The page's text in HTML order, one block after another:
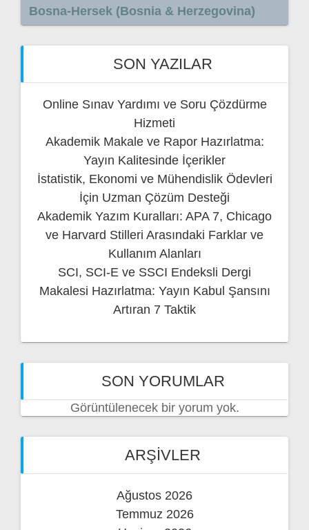
Bosna-Hersek (Bosnia & Herzegovina)
SON YAZILAR
Online Sınav Yardımı ve Soru Çözdürme
Hizmeti
Akademik Makale ve Rapor Hazırlatma:
Yayın Kalitesinde İçerikler
İstatistik, Ekonomi ve Mühendislik Ödevleri
İçin Uzman Çözüm Desteği
Akademik Yazım Kuralları: APA 7, Chicago
ve Harvard Stilleri Arasındaki Farklar ve
Kullanım Alanları
SCI, SCI-E ve SSCI Endeksli Dergi
Makalesi Hazırlatma: Yayın Kabul Şansını
Artıran 7 Taktik
SON YORUMLAR
Görüntülenecek bir yorum yok.
ARŞIVLER
Ağustos 2026
Temmuz 2026